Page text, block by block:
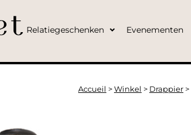
Relatiegeschenken Evenementen
Accueil > Winkel > Drappier >